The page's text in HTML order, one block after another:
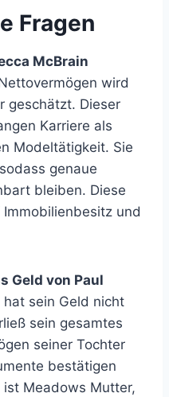
Fragen
McBrain
wird
geschätzt. Dieser
Karriere als
Modeltätigkeit. Sie
genaue
bleiben. Diese
und
Geld von Paul
hat sein Geld nicht
sein gesamtes
seiner Tochter
bestätigen
ist Meadows Mutter,